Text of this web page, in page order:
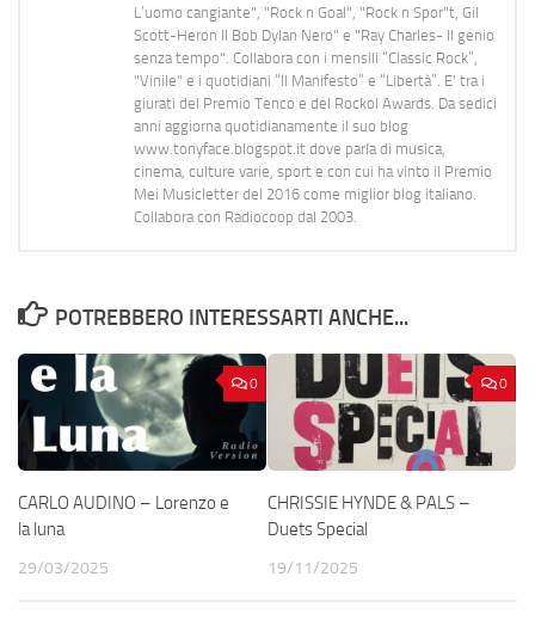
L’uomo cangiante", "Rock n Goal", "Rock n Spor"t, Gil
Scott-Heron Il Bob Dylan Nero" e "Ray Charles- Il genio
senza tempo". Collabora con i mensili “Classic Rock”,
"Vinile" e i quotidiani “Il Manifesto” e “Libertà”. E' tra i
giurati del Premio Tenco e del Rockol Awards. Da sedici
anni aggiorna quotidianamente il suo blog
www.tonyface.blogspot.it dove parla di musica,
cinema, culture varie, sport e con cui ha vinto il Premio
Mei Musicletter del 2016 come miglior blog italiano.
Collabora con Radiocoop dal 2003.
POTREBBERO INTERESSARTI ANCHE...
0
CARLO AUDINO – Lorenzo e
la luna
29/03/2025
0
CHRISSIE HYNDE & PALS –
Duets Special
19/11/2025